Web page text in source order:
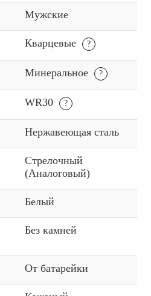
Мужские
Кварцевые
Минеральное
WR30
Нержавеющая сталь
Стрелочный
(Аналоговый)
Белый
Без камней
От батарейки